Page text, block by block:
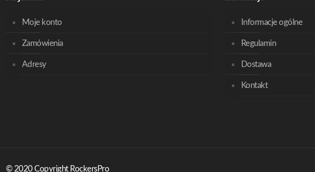
Moje konto
Zamówienia
Adresy
Informacje ogólne
Regulamin
Dostawa
Kontakt
© 2020 Copyright RockersPro